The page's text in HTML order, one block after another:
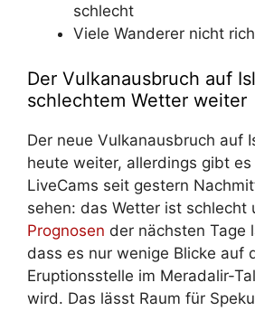
schlecht
Viele Wanderer nicht
Der Vulkanausbruch auf
schlechtem Wetter weiter
Der neue Vulkanausbruch auf
heute weiter, allerdings gibt
LiveCams seit gestern
sehen: das Wetter ist schlecht
Prognosen der nächsten Tage
dass es nur wenige Blicke auf
Eruptionsstelle im Meradalir-
wird. Das lässt Raum für